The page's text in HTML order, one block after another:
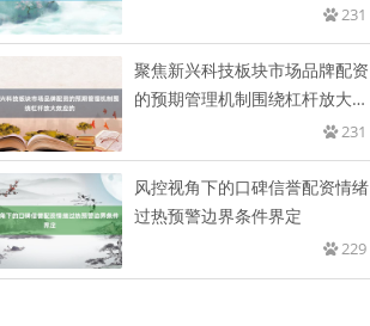
231
聚焦新兴科技板块市场品牌配资
的预期管理机制围绕杠杆放大效
231
风控视角下的口碑信誉配资情绪
过热预警边界条件界定
229